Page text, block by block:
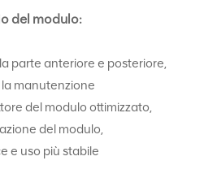
del modulo:
parte anteriore e posteriore,
manutenzione
del modulo ottimizzato,
del modulo,
e uso più stabile